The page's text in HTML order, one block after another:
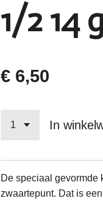
1/2 14
€ 6,50
In
De speciaal gevormde
zwaartepunt. Dat is